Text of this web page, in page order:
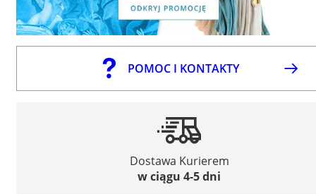
POMOC I KONTAKTY
Dostawa Kurierem
w ciągu 4-5 dni